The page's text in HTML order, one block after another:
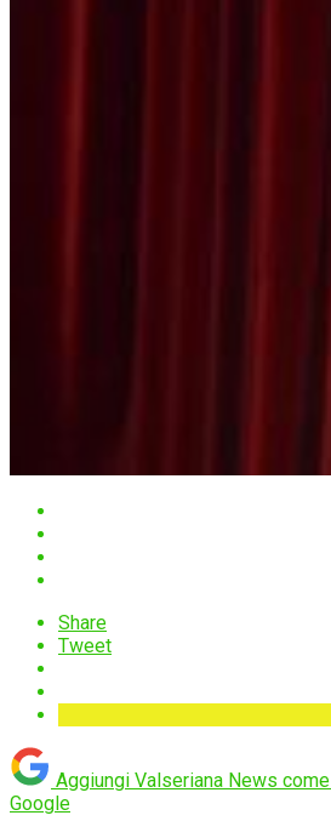
Share
Tweet
Aggiungi Valseriana News come
Google